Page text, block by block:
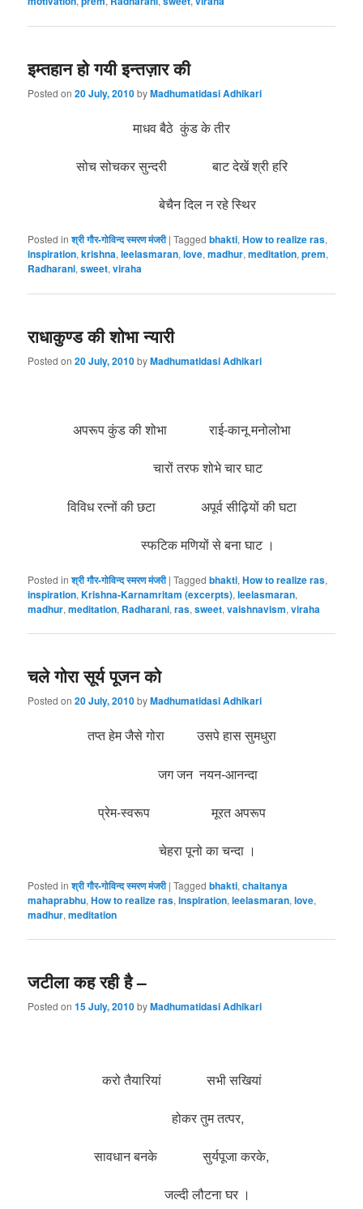
इम्तहान हो गयी इन्तज़ार की
Posted on20 July, 2010byMadhumatidasi Adhikari
माधव बैठे कुंड के तीर
सोच सोचकर सुन्दरी बाट देखें श्री हरि
बेचैन दिल न रहे स्थिर
Posted in श्री गौर-गोविन्द स्मरण मंजरी |Tagged bhakti,How to realize ras,
inspiration,krishna,leelasmaran,love,madhur,meditation,prem,
Radharani,sweet,viraha
राधाकुण्ड की शोभा न्यारी
Posted on20 July, 2010byMadhumatidasi Adhikari
अपरूप कुंड की शोभा राई-कानू मनोलोभा
चारों तरफ शोभे चार घाट
विविध रत्नों की छटा अपूर्व सीढ़ियों की घटा
स्फटिक मणियों से बना घाट ।
Posted in श्री गौर-गोविन्द स्मरण मंजरी |Tagged bhakti,How to realize ras,
inspiration,Krishna-Karnamritam (excerpts),leelasmaran,
madhur,meditation, Radharani,ras,sweet,vaishnavism,viraha
चले गोरा सूर्य पूजन को
Posted on20 July, 2010byMadhumatidasi Adhikari
तप्त हेम जैसे गोरा उसपे हास सुमधुरा
जग जन नयन-आनन्दा
प्रेम-स्वरूप मूरत अपरूप
चेहरा पूनो का चन्दा ।
Posted in श्री गौर-गोविन्द स्मरण मंजरी |Tagged bhakti,chaitanya
mahaprabhu,How to realize ras,inspiration,leelasmaran,love,
madhur,meditation
जटीला कह रही है –
Posted on15 July, 2010byMadhumatidasi Adhikari
करो तैयारियां सभी सखियां
होकर तुम तत्पर,
सावधान बनके सुर्यपूजा करके,
जल्दी लौटना घर ।